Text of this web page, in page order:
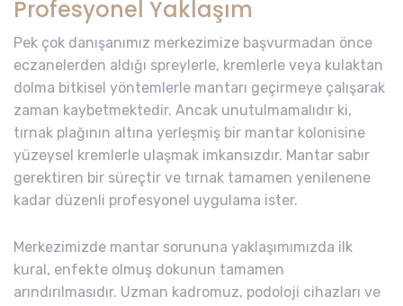
Profesyonel Yaklaşım
Pek çok danışanımız merkezimize başvurmadan önce
eczanelerden aldığı spreylerle, kremlerle veya kulaktan
dolma bitkisel yöntemlerle mantarı geçirmeye çalışarak
zaman kaybetmektedir. Ancak unutulmamalıdır ki,
tırnak plağının altına yerleşmiş bir mantar kolonisine
yüzeysel kremlerle ulaşmak imkansızdır. Mantar sabır
gerektiren bir süreçtir ve tırnak tamamen yenilenene
kadar düzenli profesyonel uygulama ister.
Merkezimizde mantar sorununa yaklaşımımızda ilk
kural, enfekte olmuş dokunun tamamen
arındırılmasıdır. Uzman kadromuz, podoloji cihazları ve